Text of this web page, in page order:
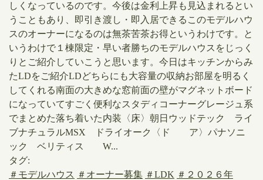
しくなっているのです。今後は金利上昇も見込まれるとい
うこともあり、即引き渡し・即入居できるこのモデルハウ
スのオーナーになるのは無茶苦茶お得というわけです。と
いうわけで１棟限定・早い者勝ちのモデルハウスをじっく
りとご紹介していこうと思います。今日はキッチンからみ
たLDをご紹介LDどちらにも大容量の収納お部屋を明るく
してくれる南面の大きめな窓前面の壁がマグネットボード
になっていてすごく便利なスタディコーナーグレージュ系
でまとめた落ち着いた内装〈床〉朝日ウッドテック ライ
ブナチュラルMSX ドライオーク〈ド ア〉パナソニ
ック ベリティス W...
タグ:
＃モデルハウス ＃オーナー募集 ＃LDK ＃２０２６年